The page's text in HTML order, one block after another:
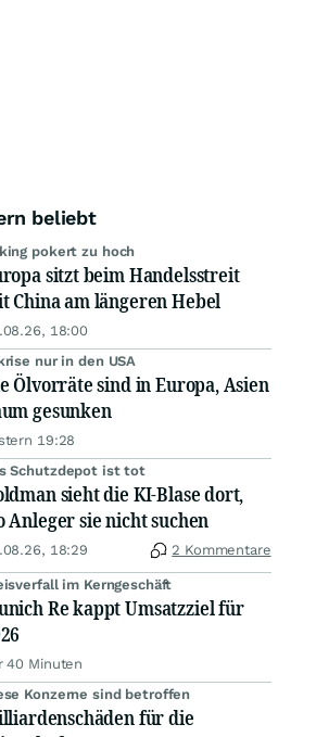
beliebt
pokert zu hoch
sitzt beim Handelsstreit
China am längeren Hebel
18:00
nur in den USA
Ölvorräte sind in Europa, Asien
gesunken
19:28
Schutzdepot ist tot
sieht die KI-Blase dort,
Anleger sie nicht suchen
18:29 2 Kommentare
im Kerngeschäft
Re kappt Umsatzziel für
40 Minuten
Konzerne sind betroffen
für die